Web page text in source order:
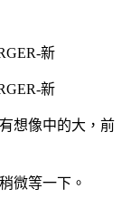
想像中的大，前
微等一下。